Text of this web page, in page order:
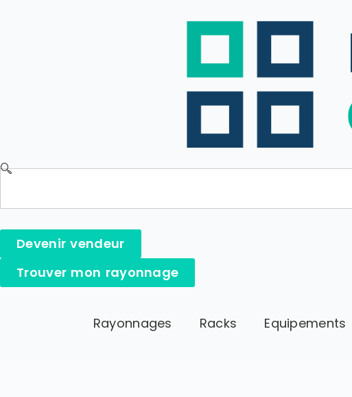
Devenir vendeur
Trouver mon rayonnage
Rayonnages Racks